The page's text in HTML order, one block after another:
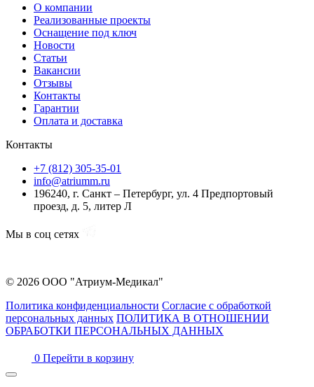
О компании
Реализованные проекты
Оснащение под ключ
Новости
Статьи
Вакансии
Отзывы
Контакты
Гарантии
Оплата и доставка
Контакты
+7 (812) 305-35-01
info@atriumm.ru
196240, г. Санкт – Петербург, ул. 4 Предпортовый
проезд, д. 5, литер Л
Мы в соц сетях
© 2026 ООО "Атриум-Медикал"
Политика конфиденциальности Согласие с обработкой
персональных данных ПОЛИТИКА В ОТНОШЕНИИ
ОБРАБОТКИ ПЕРСОНАЛЬНЫХ ДАННЫХ
0 Перейти в корзину